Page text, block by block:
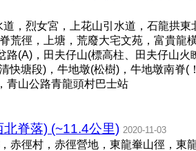
，烈女宮，上花山引水道，石龍拱
荒徑，上塘，荒廢大宅文苑，富貴龍
路(A)，田夫仔山(標高柱、田夫仔山
快塘段)，牛地墩(松樹)，牛地墩南脊
青山公路青龍頭村巴士站
脊落) (~11.4公里) 2020-11-03
赤徑村，赤徑營地，東龍輋山徑，東